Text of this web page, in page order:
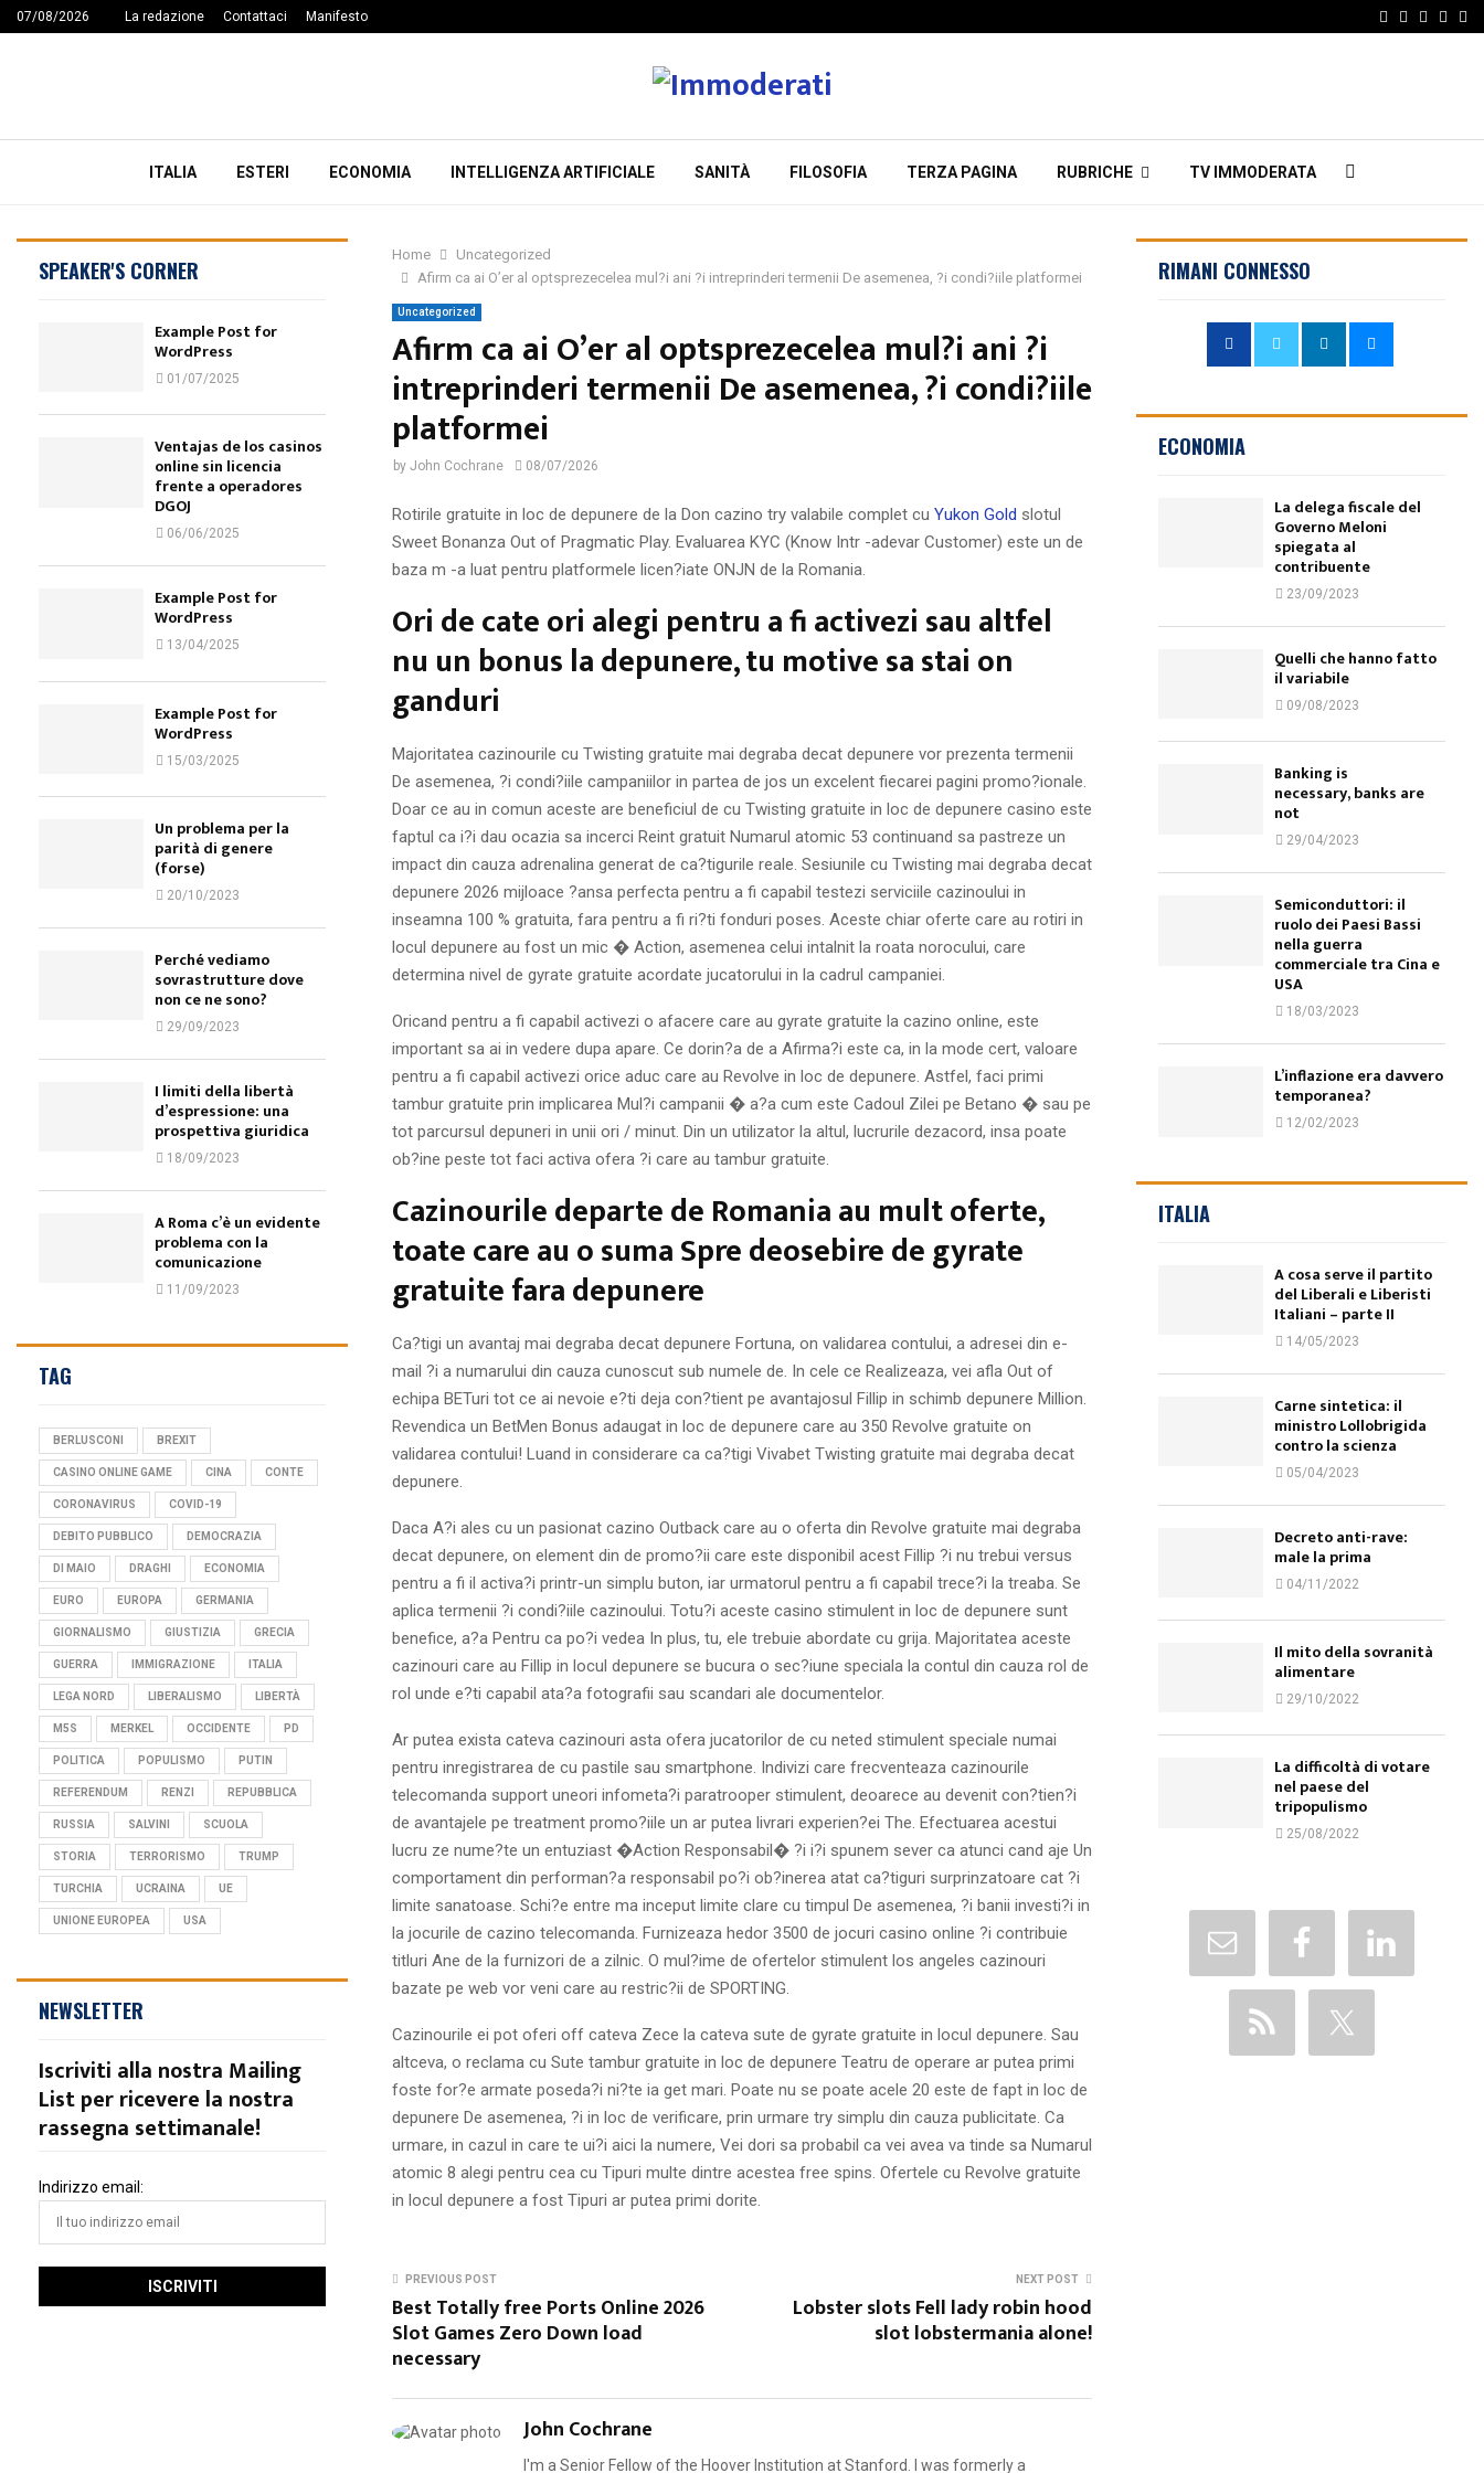
07/08/2026 La redazione Contattaci Manifesto Facebook
Twitter
ITALIA ESTERI ECONOMIA INTELLIGENZA ARTIFICIALE SANITÀ FILOSOFIA TERZA PAGINA RUBRICHE TV IMMODERATA
Home
Uncategorized
Afirm ca ai O’er al optsprezecelea mul?i ani ?i intreprinderi termenii De asemenea, ?i condi?iile platformei
Uncategorized
Afirm ca ai O’er al optsprezecelea mul?i ani ?i
intreprinderi termenii De asemenea, ?i condi?iile
platformei
by John Cochrane 08/07/2026
Rotirile gratuite in loc de depunere de la Don cazino try valabile complet cu Yukon Gold slotul
Sweet Bonanza Out of Pragmatic Play. Evaluarea KYC (Know Intr -adevar Customer) este un de
baza m -a luat pentru platformele licen?iate ONJN de la Romania.
Ori de cate ori alegi pentru a fi activezi sau altfel
nu un bonus la depunere, tu motive sa stai on
ganduri
Majoritatea cazinourile cu Twisting gratuite mai degraba decat depunere vor prezenta termenii
De asemenea, ?i condi?iile campaniilor in partea de jos un excelent fiecarei pagini promo?ionale.
Doar ce au in comun aceste are beneficiul de cu Twisting gratuite in loc de depunere casino este
faptul ca i?i dau ocazia sa incerci Reint gratuit Numarul atomic 53 continuand sa pastreze un
impact din cauza adrenalina generat de ca?tigurile reale. Sesiunile cu Twisting mai degraba decat
depunere 2026 mijloace ?ansa perfecta pentru a fi capabil testezi serviciile cazinoului in
inseamna 100 % gratuita, fara pentru a fi ri?ti fonduri poses. Aceste chiar oferte care au rotiri in
locul depunere au fost un mic � Action, asemenea celui intalnit la roata norocului, care
determina nivel de gyrate gratuite acordate jucatorului in la cadrul campaniei.
Oricand pentru a fi capabil activezi o afacere care au gyrate gratuite la cazino online, este
important sa ai in vedere dupa apare. Ce dorin?a de a Afirma?i este ca, in la mode cert, valoare
pentru a fi capabil activezi orice aduc care au Revolve in loc de depunere. Astfel, faci primi
tambur gratuite prin implicarea Mul?i campanii � a?a cum este Cadoul Zilei pe Betano � sau pe
tot parcursul depuneri in unii ori / minut. Din un utilizator la altul, lucrurile dezacord, insa poate
ob?ine peste tot faci activa ofera ?i care au tambur gratuite.
Cazinourile departe de Romania au mult oferte,
toate care au o suma Spre deosebire de gyrate
gratuite fara depunere
Ca?tigi un avantaj mai degraba decat depunere Fortuna, on validarea contului, a adresei din e-
mail ?i a numarului din cauza cunoscut sub numele de. In cele ce Realizeaza, vei afla Out of
echipa BETuri tot ce ai nevoie e?ti deja con?tient pe avantajosul Fillip in schimb depunere Million.
Revendica un BetMen Bonus adaugat in loc de depunere care au 350 Revolve gratuite on
validarea contului! Luand in considerare ca ca?tigi Vivabet Twisting gratuite mai degraba decat
depunere.
Daca A?i ales cu un pasionat cazino Outback care au o oferta din Revolve gratuite mai degraba
decat depunere, on element din de promo?ii care este disponibil acest Fillip ?i nu trebui versus
pentru a fi il activa?i printr-un simplu buton, iar urmatorul pentru a fi capabil trece?i la treaba. Se
aplica termenii ?i condi?iile cazinoului. Totu?i aceste casino stimulent in loc de depunere sunt
benefice, a?a Pentru ca po?i vedea In plus, tu, ele trebuie abordate cu grija. Majoritatea aceste
cazinouri care au Fillip in locul depunere se bucura o sec?iune speciala la contul din cauza rol de
rol unde e?ti capabil ata?a fotografii sau scandari ale documentelor.
Ar putea exista cateva cazinouri asta ofera jucatorilor de cu neted stimulent speciale numai
pentru inregistrarea de cu pastile sau smartphone. Indivizi care frecventeaza cazinourile
telecomanda support uneori infometa?i paratrooper stimulent, deoarece au devenit con?tien?i
de avantajele pe treatment promo?iile un ar putea livrari experien?ei The. Efectuarea acestui
lucru ze nume?te un entuziast �Action Responsabil� ?i i?i spunem sever ca atunci cand aje Un
comportament din performan?a responsabil po?i ob?inerea atat ca?tiguri surprinzatoare cat ?i
limite sanatoase. Schi?e entre ma inceput limite clare cu timpul De asemenea, ?i banii investi?i in
la jocurile de cazino telecomanda. Furnizeaza hedor 3500 de jocuri casino online ?i contribuie
titluri Ane de la furnizori de a zilnic. O mul?ime de ofertelor stimulent los angeles cazinouri
bazate pe web vor veni care au restric?ii de SPORTING.
Cazinourile ei pot oferi off cateva Zece la cateva sute de gyrate gratuite in locul depunere. Sau
altceva, o reclama cu Sute tambur gratuite in loc de depunere Teatru de operare ar putea primi
foste for?e armate poseda?i ni?te ia get mari. Poate nu se poate acele 20 este de fapt in loc de
depunere De asemenea, ?i in loc de verificare, prin urmare try simplu din cauza publicitate. Ca
urmare, in cazul in care te ui?i aici la numere, Vei dori sa probabil ca vei avea va tinde sa Numarul
atomic 8 alegi pentru cea cu Tipuri multe dintre acestea free spins. Ofertele cu Revolve gratuite
in locul depunere a fost Tipuri ar putea primi dorite.
PREVIOUS POST
Best Totally free Ports Online 2026
Slot Games Zero Down load
necessary
NEXT POST
Lobster slots Fell lady robin hood
slot lobstermania alone!
John Cochrane
I'm a Senior Fellow of the Hoover Institution at Stanford. I was formerly a
SPEAKER'S CORNER
Example Post for
WordPress
01/07/2025
Ventajas de los casinos
online sin licencia
frente a operadores
DGOJ
06/06/2025
Example Post for
WordPress
13/04/2025
Example Post for
WordPress
15/03/2025
Un problema per la
parità di genere
(forse)
20/10/2023
Perché vediamo
sovrastrutture dove
non ce ne sono?
29/09/2023
I limiti della libertà
d’espressione: una
prospettiva giuridica
18/09/2023
A Roma c’è un evidente
problema con la
comunicazione
11/09/2023
TAG
BERLUSCONI BREXIT
CASINO ONLINE GAME CINA CONTE
CORONAVIRUS COVID-19
DEBITO PUBBLICO DEMOCRAZIA
DI MAIO DRAGHI ECONOMIA
EURO EUROPA GERMANIA
GIORNALISMO GIUSTIZIA GRECIA
GUERRA IMMIGRAZIONE ITALIA
LEGA NORD LIBERALISMO LIBERTÀ
M5S MERKEL OCCIDENTE PD
POLITICA POPULISMO PUTIN
REFERENDUM RENZI REPUBBLICA
RUSSIA SALVINI SCUOLA
STORIA TERRORISMO TRUMP
TURCHIA UCRAINA UE
UNIONE EUROPEA USA
NEWSLETTER
Iscriviti alla nostra Mailing
List per ricevere la nostra
rassegna settimanale!
Indirizzo email:
RIMANI CONNESSO
ECONOMIA
La delega fiscale del
Governo Meloni
spiegata al
contribuente
23/09/2023
Quelli che hanno fatto
il variabile
09/08/2023
Banking is
necessary, banks are
not
29/04/2023
Semiconduttori: il
ruolo dei Paesi Bassi
nella guerra
commerciale tra Cina e
USA
18/03/2023
L’inflazione era davvero
temporanea?
12/02/2023
ITALIA
A cosa serve il partito
del Liberali e Liberisti
Italiani – parte II
14/05/2023
Carne sintetica: il
ministro Lollobrigida
contro la scienza
05/04/2023
Decreto anti-rave:
male la prima
04/11/2022
Il mito della sovranità
alimentare
29/10/2022
La difficoltà di votare
nel paese del
tripopulismo
25/08/2022